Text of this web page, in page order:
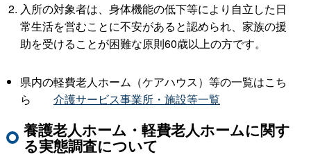
入所の対象者は、身体機能の低下等により自立した日
常生活を営むことに不安があると認められ、家族の援
助を受けることが困難な原則60歳以上の方です。
県内の軽費老人ホーム（ケアハウス）等の一覧はこち
ら 介護サービス事業所・施設等一覧
養護老人ホーム・軽費老人ホームに関す
る実態調査について